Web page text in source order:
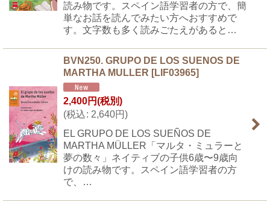
読み物です。スペイン語学習者の方で、簡
単なお話を読んでみたい方へおすすめで
す。文字数も多く読みごたえがあると…
BVN250. GRUPO DE LOS SUENOS DE
MARTHA MULLER [LIF03965]
2,400円(税別)
(税込: 2,640円)
EL GRUPO DE LOS SUEÑOS DE
MARTHA MÜLLER「マルタ・ミュラーと
夢の数々」ネイティブの子供6歳〜9歳向
けの読み物です。スペイン語学習者の方
で、…